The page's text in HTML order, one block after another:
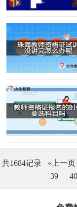
共1684记录 «上一页
39
40